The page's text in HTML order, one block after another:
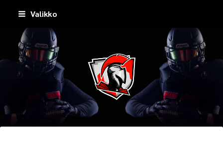
Siirry
sivun
sisältöön
Valikko
Pirkkala Spartans